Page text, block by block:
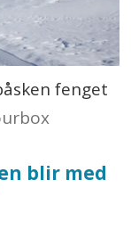
fenget
blir med